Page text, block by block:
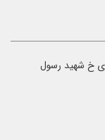
خ شهید رسول